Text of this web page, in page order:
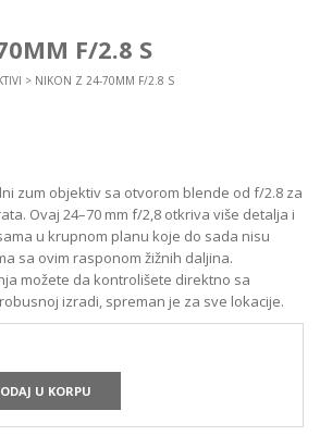
F/2.8 S
> NIKON Z 24-70MM F/2.8 S
zum objektiv sa otvorom blende od f/2.8 za
Ovaj 24–70 mm f/2,8 otkriva više detalja i
u krupnom planu koje do sada nisu
sa ovim rasponom žižnih daljina.
možete da kontrolišete direktno sa
izradi, spreman je za sve lokacije.
U KORPU